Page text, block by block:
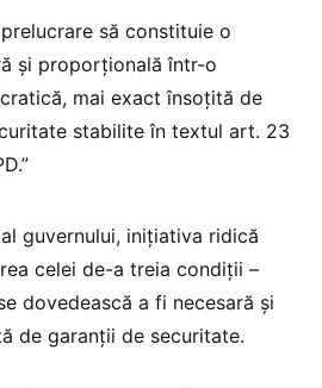
să constituie o
și proporțională într-o
mai exact însoțită de
stabilite în textul art. 23
guvernului, inițiativa ridică
celei de-a treia condiții –
dovedească a fi necesară și
de garanții de securitate.